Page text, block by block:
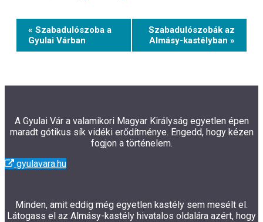
Event
Navigation
« Szabadulószoba a
Gyulai Várban
Szabadulószobák az
Almásy-kastélyban »
A Gyulai Vár a valamikori Magyar Királyság egyetlen épen
maradt gótikus sík vidéki erődítménye. Engedd, hogy kézen
fogjon a történelem.
gyulavara.hu
Minden, amit eddig még egyetlen kastély sem mesélt el.
Látogass el az Almásy-kastély hivatalos oldalára azért, hogy